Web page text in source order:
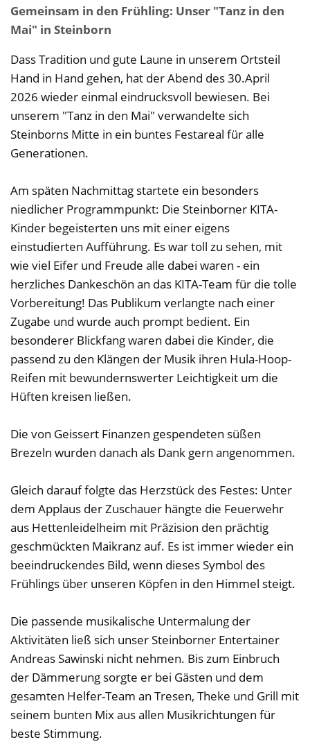
Gemeinsam in den Frühling: Unser "Tanz in den
Mai" in Steinborn
Dass Tradition und gute Laune in unserem Ortsteil
Hand in Hand gehen, hat der Abend des 30.April
2026 wieder einmal eindrucksvoll bewiesen. Bei
unserem "Tanz in den Mai" verwandelte sich
Steinborns Mitte in ein buntes Festareal für alle
Generationen.
Am späten Nachmittag startete ein besonders
niedlicher Programmpunkt: Die Steinborner KITA-
Kinder begeisterten uns mit einer eigens
einstudierten Aufführung. Es war toll zu sehen, mit
wie viel Eifer und Freude alle dabei waren - ein
herzliches Dankeschön an das KITA-Team für die tolle
Vorbereitung! Das Publikum verlangte nach einer
Zugabe und wurde auch prompt bedient. Ein
besonderer Blickfang waren dabei die Kinder, die
passend zu den Klängen der Musik ihren Hula-Hoop-
Reifen mit bewundernswerter Leichtigkeit um die
Hüften kreisen ließen.
Die von Geissert Finanzen gespendeten süßen
Brezeln wurden danach als Dank gern angenommen.
Gleich darauf folgte das Herzstück des Festes: Unter
dem Applaus der Zuschauer hängte die Feuerwehr
aus Hettenleidelheim mit Präzision den prächtig
geschmückten Maikranz auf. Es ist immer wieder ein
beeindruckendes Bild, wenn dieses Symbol des
Frühlings über unseren Köpfen in den Himmel steigt.
Die passende musikalische Untermalung der
Aktivitäten ließ sich unser Steinborner Entertainer
Andreas Sawinski nicht nehmen. Bis zum Einbruch
der Dämmerung sorgte er bei Gästen und dem
gesamten Helfer-Team an Tresen, Theke und Grill mit
seinem bunten Mix aus allen Musikrichtungen für
beste Stimmung.